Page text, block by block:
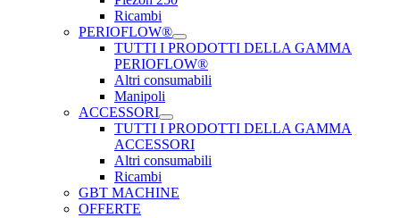
Ricambi
PERIOFLOW®
TUTTI I PRODOTTI DELLA GAMMA
PERIOFLOW®
Altri consumabili
Manipoli
ACCESSORI
TUTTI I PRODOTTI DELLA GAMMA
ACCESSORI
Altri consumabili
Ricambi
GBT MACHINE
OFFERTE